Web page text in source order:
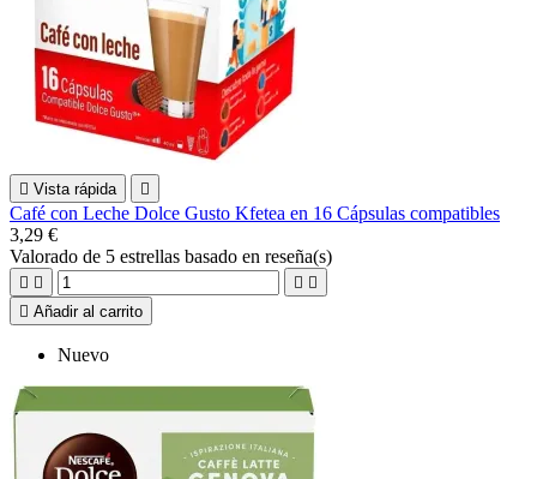
 Vista rápida 
Café con Leche Dolce Gusto Kfetea en 16 Cápsulas compatibles
3,29 €
Valorado de 5 estrellas basado en reseña(s)
   
 Añadir al carrito
Nuevo